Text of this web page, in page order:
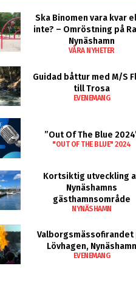
Ska Binomen vara kvar
inte? – Omröstning på
Nynäshamn
VÅRA NYHETER
Guidad båttur med M/S
till Trosa
EVENEMANG
”Out Of The Blue
"OUT OF THE BLUE" 2024
Kortsiktig utveckling
Nynäshamns
gästhamnsområde
NYNÄSHAMN
Valborgsmässofirandet
Lövhagen, Nynäshamn
EVENEMANG